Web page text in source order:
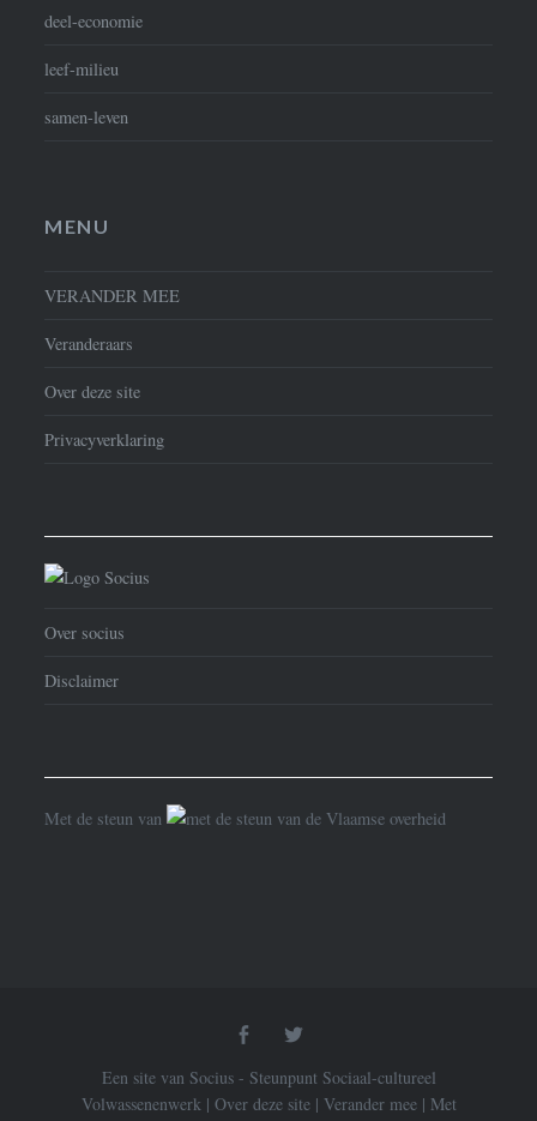
deel-economie
leef-milieu
samen-leven
MENU
VERANDER MEE
Veranderaars
Over deze site
Privacyverklaring
Over socius
Disclaimer
Met de steun van
Facebook
Een site van Socius - Steunpunt Sociaal-cultureel
Volwassenenwerk | Over deze site | Verander mee | Met